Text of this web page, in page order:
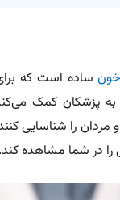
ساده است که
پزشکان کمک
مردان را شناسایی
را در شما مشاهده کند.